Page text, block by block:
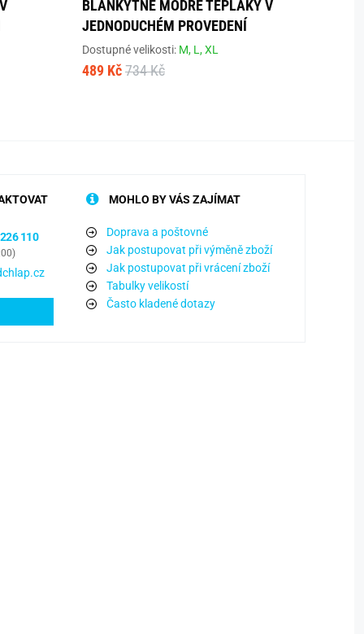
BLANKYTNĚ MODRÉ TEPLÁKY V
JEDNODUCHÉM PROVEDENÍ
Dostupné velikosti: M, L,XL
489 Kč 734 Kč
110
MOHLO BY VÁS ZAJÍMAT
Doprava a poštovné
Jak postupovat při výměně zboží
Jak postupovat při vrácení zboží
Tabulky velikostí
Často kladené dotazy